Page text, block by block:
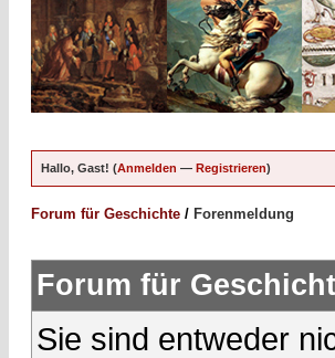
Hallo, Gast! (Anmelden — Registrieren)
Forum für Geschichte / Forenmeldung
Forum für
Sie sind entweder